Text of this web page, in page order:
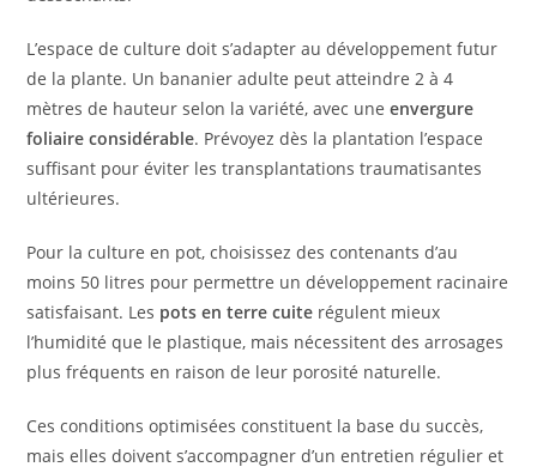
L’espace de culture doit s’adapter au développement futur
de la plante. Un bananier adulte peut atteindre 2 à 4
mètres de hauteur selon la variété, avec uneenvergure
foliaire considérable. Prévoyez dès la plantation l’espace
suffisant pour éviter les transplantations traumatisantes
ultérieures.
Pour la culture en pot, choisissez des contenants d’au
moins 50 litres pour permettre un développement racinaire
satisfaisant. Les pots en terre cuite régulent mieux
l’humidité que le plastique, mais nécessitent des arrosages
plus fréquents en raison de leur porosité naturelle.
Ces conditions optimisées constituent la base du succès,
mais elles doivent s’accompagner d’un entretien régulier et